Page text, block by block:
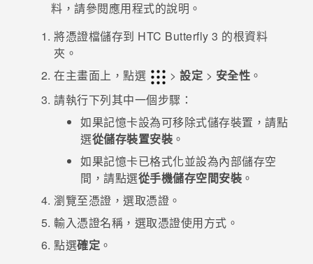
料，請參閱應用程式的說明。
將憑證檔儲存到 HTC Butterfly 3 的根資料
夾。
在主畫面上，點選 > 設定 > 安全性 。
請執行下列其中一個步驟：
如果記憶卡設為可移除式儲存裝置，請點
選從儲存裝置安裝 。
如果記憶卡已格式化並設為內部儲存空
間，請點選從手機儲存空間安裝 。
瀏覽至憑證，選取憑證。
輸入憑證名稱，選取憑證使用方式。
點選確定 。